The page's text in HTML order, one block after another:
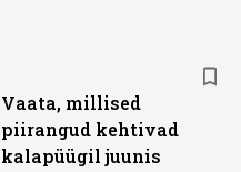
Vaata, millised
piirangud kehtivad
kalapüügil juunis